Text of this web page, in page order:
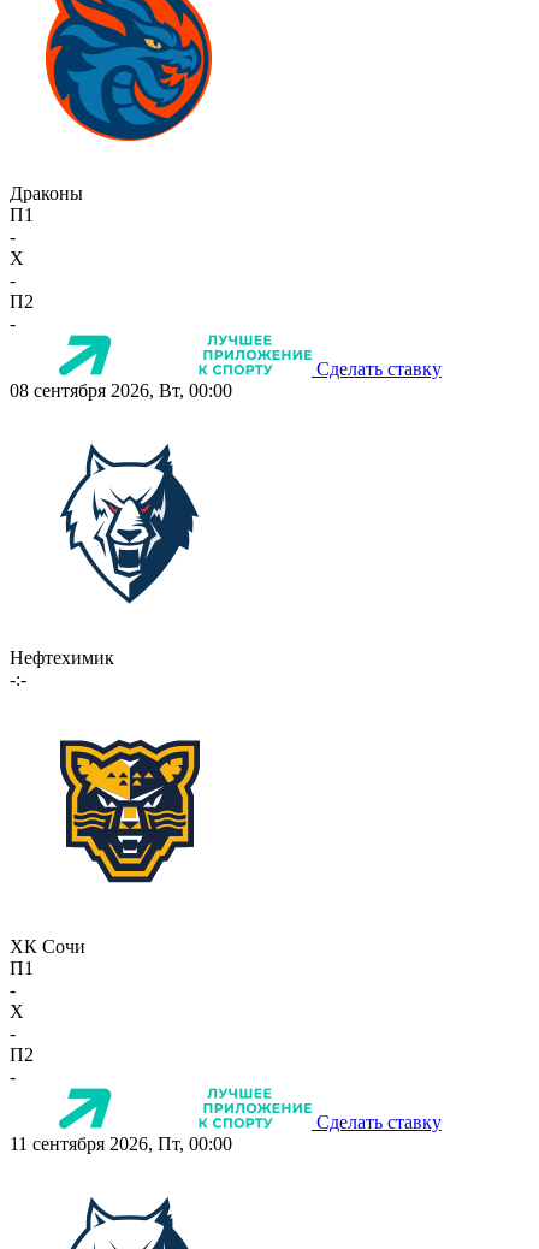
Драконы
П1
-
X
-
П2
-
Сделать ставку
08 сентября 2026, Вт, 00:00
Нефтехимик
-:-
ХК Сочи
П1
-
X
-
П2
-
Сделать ставку
11 сентября 2026, Пт, 00:00